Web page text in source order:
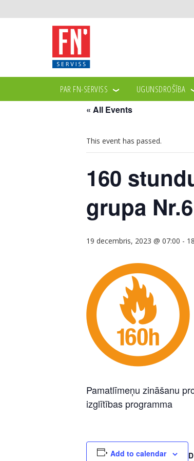
PAR FN-SERVISS UGUNSDROŠĪBA
« All Events
This event has passed.
160
grupa
19 decembris, 2023 @ 07:00 -
Pamatlīmeņu zināšanu
izglītības programma
Add to calendar